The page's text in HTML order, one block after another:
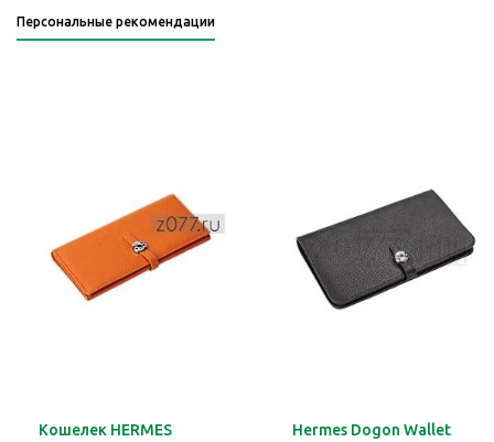
Персональные рекомендации
Кошелек HERMES
Hermes Dogon Wallet